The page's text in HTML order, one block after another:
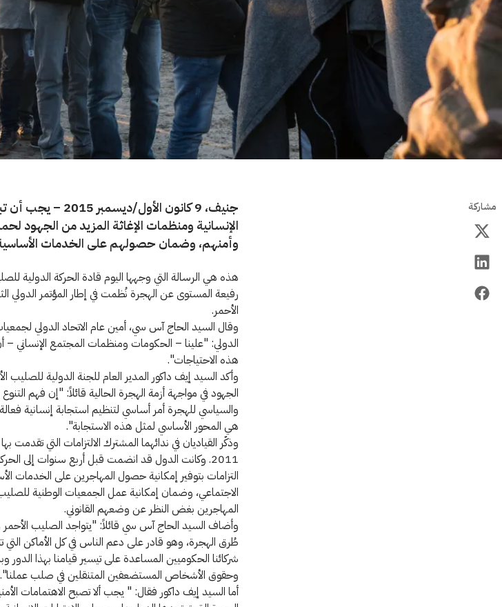
مشاركة
جنيف، 9 كانون
الإنسانية ومنظمات الإغاثة المزيد من الجهود
وأمنهم، وضمان حصولهم على الخدمات
هذه هي الرسالة التي وجهها اليوم قادة الحركة الدولية
رفيعة المستوى عن الهجرة نُظمت في إطار المؤتمر الدولي
الأحمر.
وقال السيد الحاج آس سي، أمين عام الاتحاد الدولي
الدولي: "علينا – الحكومات ومنظمات المجتمع الإنساني –
هذه الاحتياجات".
وأكد السيد إيف داكور المدير العام للجنة الدولية للصليب
الجهود في مواجهة أزمة الهجرة الحالية قائلاً: "إن فهم التنوع
والسياسي للهجرة أمر أساسي لتنظيم استجابة إنسانية
هي المحور الأساسي لمثل هذه الاستجابة".
وذكّر القياديان في ندائهما المشترك الالتزامات التي تقدمت
2011. وكانت الدول قد انضمت قبل أربع سنوات إلى
التزامات بتوفير إمكانية حصول المهاجرين على الخدمات
الاجتماعي، وضمان إمكانية عمل الجمعيات الوطنية
المهاجرين بغض النظر عن وضعهم القانوني.
وأضاف السيد الحاج آس سي قائلاً: "يتواجد الصليب الأحمر
طُرق الهجرة، وهو قادر على دعم الناس في كل الأماكن التي
شركائنا الحكوميين المساعدة على تيسير قيامنا بهذا
وحقوق الأشخاص المستضعفين المتنقلين في صلب عملنا".
أما السيد إيف داكور فقال: " يجب ألا تصبح الاهتمامات